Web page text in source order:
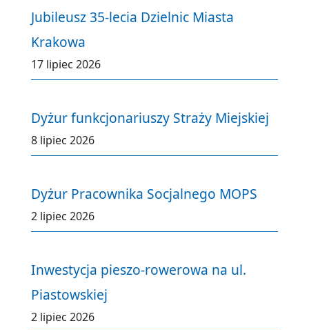
Jubileusz 35-lecia Dzielnic Miasta
Krakowa
17 lipiec 2026
Dyżur funkcjonariuszy Straży Miejskiej
8 lipiec 2026
Dyżur Pracownika Socjalnego MOPS
2 lipiec 2026
Inwestycja pieszo-rowerowa na ul.
Piastowskiej
2 lipiec 2026